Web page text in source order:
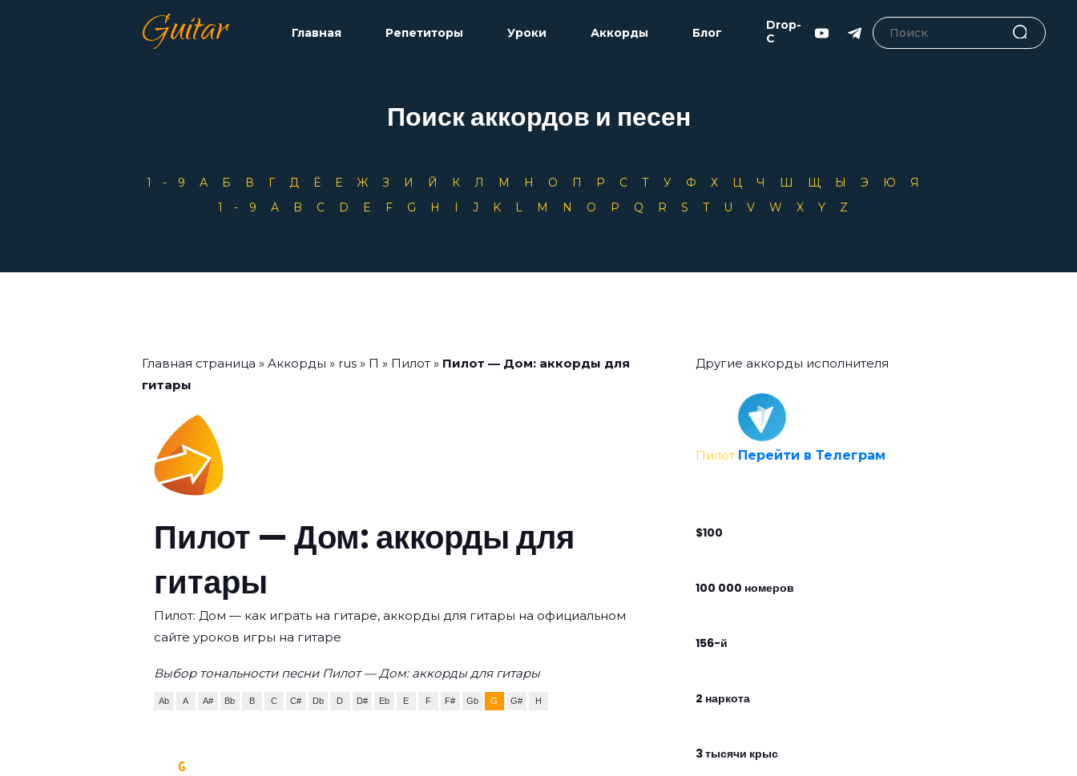
Guitar Главная Репетиторы Уроки Аккорды Блог
Drop-
C
Поиск аккордов и песен
1-9 А Б В Г Д Ё Е Ж З И Й К Л М Н О П Р С Т У Ф Х Ц Ч Ш Щ Ы Э Ю
Я
1-9
A B C D E F G H I J K L M N O P Q R S T U V W X Y Z
Главная страница » Аккорды » rus » П » Пилот » Пилот — Дом: аккорды для
гитары
Пилот — Дом: аккорды для
гитары
Пилот: Дом — как играть на гитаре, аккорды для гитары на официальном
сайте уроков игры на гитаре
Выбор тональности песни Пилот — Дом: аккорды для гитары
Ab A A# Bb B C C# Db D D# Eb E F F# Gb G G# H
G
Другие аккорды исполнителя
Пилот Перейти в Телеграм
$100
100 000 номеров
156-й
2 наркота
3 тысячи крыс